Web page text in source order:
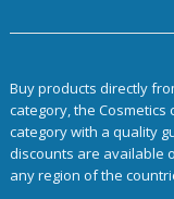
Buy products directly
category, the
category with a quality
discounts are available
any region of the